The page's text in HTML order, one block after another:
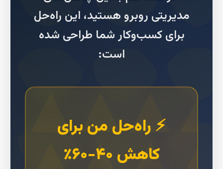
مدیریتی روبرو هستید، این راه‌حل
برای کسب‌وکار شما طراحی شده
است:
⚡ راه‌حل من برای
کاهش ۴۰-۶۰٪